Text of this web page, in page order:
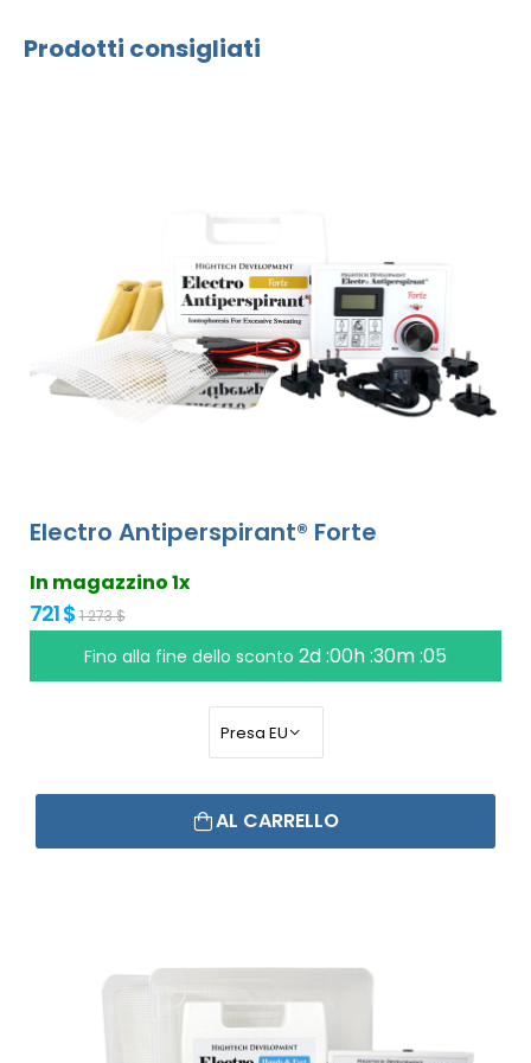
Prodotti consigliati
Electro Antiperspirant® Forte
In magazzino 1x
721 $ 1 273 $
Fino alla fine dello sconto 2d :00h :30m :05
AL CARRELLO